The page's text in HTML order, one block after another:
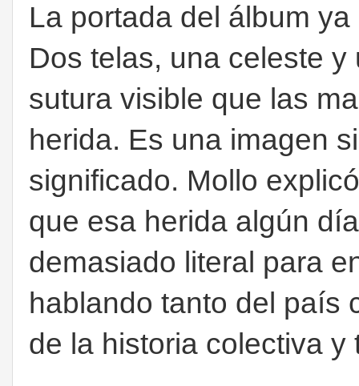
La portada del álbum
Dos telas, una celeste
sutura visible que las
herida. Es una imagen
significado. Mollo
que esa herida algún
demasiado literal para
hablando tanto del país
de la historia colectiva